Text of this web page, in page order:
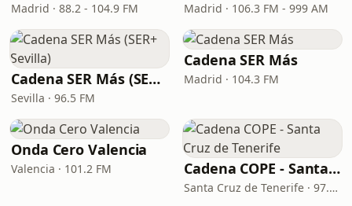
Madrid · 88.2 - 104.9 FM Madrid · 106.3 FM - 999 AM
Cadena SER Más (SER+ Sevilla)
Sevilla · 96.5 FM
Cadena SER Más
Madrid · 104.3 FM
Onda Cero Valencia
Valencia · 101.2 FM Cadena COPE - Santa Cruz de Tenerife
Santa Cruz de Tenerife · 97.1 FM - 882 AM